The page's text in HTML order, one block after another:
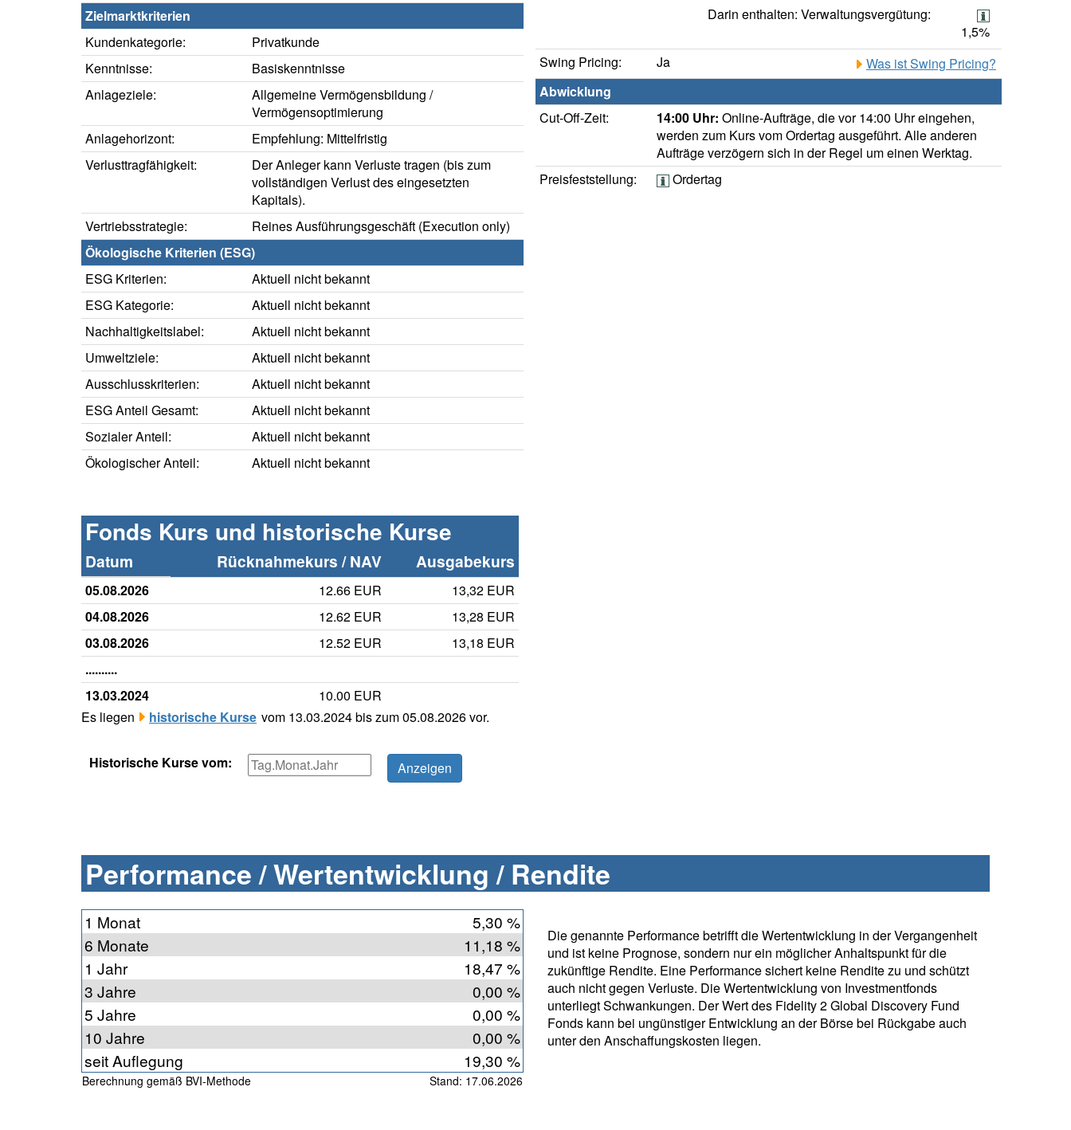
Zielmarktkriterien
Kundenkategorie:
Privatkunde
Kenntnisse:
Basiskenntnisse
Anlageziele:
Allgemeine Vermögensbildung /
Vermögensoptimierung
Anlagehorizont:
Empfehlung: Mittelfristig
Verlusttragfähigkeit:
Der Anleger kann Verluste tragen (bis zum
vollständigen Verlust des eingesetzten
Kapitals).
Vertriebsstrategie:
Reines Ausführungsgeschäft (Execution only)
Ökologische Kriterien (ESG)
ESG Kriterien:
Aktuell nicht bekannt
ESG Kategorie:
Aktuell nicht bekannt
Nachhaltigkeitslabel:
Aktuell nicht bekannt
Umweltziele:
Aktuell nicht bekannt
Ausschlusskriterien:
Aktuell nicht bekannt
ESG Anteil Gesamt:
Aktuell nicht bekannt
Sozialer Anteil:
Aktuell nicht bekannt
Ökologischer Anteil:
Aktuell nicht bekannt
Fonds Kurs und historische Kurse
Datum Rücknahmekurs / NAV Ausgabekurs
05.08.2026 12.66 EUR
13,32 EUR
04.08.2026
12.62 EUR
13,28 EUR
03.08.2026
12.52 EUR
13,18 EUR
..........
13.03.2024
10.00 EUR
Es liegen
historische Kurse vom 13.03.2024 bis zum 05.08.2026 vor.
Historische Kurse vom:
Darin enthalten: Verwaltungsvergütung:
1,5%
Swing Pricing:
Ja
Was ist Swing Pricing?
Abwicklung
Cut-Off-Zeit:
14:00 Uhr: Online-Aufträge, die vor 14:00 Uhr eingehen,
werden zum Kurs vom Ordertag ausgeführt. Alle anderen
Aufträge verzögern sich in der Regel um einen Werktag.
Preisfeststellung:
Ordertag
Performance / Wertentwicklung / Rendite
1 Monat
5,30 %
6 Monate
11,18 %
1 Jahr
18,47 %
3 Jahre
0,00 %
5 Jahre
0,00 %
10 Jahre
0,00 %
seit Auflegung
19,30 %
Berechnung gemäß BVI-Methode Stand: 17.06.2026
Die genannte Performance betrifft die Wertentwicklung in der Vergangenheit
und ist keine Prognose, sondern nur ein möglicher Anhaltspunkt für die
zukünftige Rendite. Eine Performance sichert keine Rendite zu und schützt
auch nicht gegen Verluste. Die Wertentwicklung von Investmentfonds
unterliegt Schwankungen. Der Wert des Fidelity 2 Global Discovery Fund
Fonds kann bei ungünstiger Entwicklung an der Börse bei Rückgabe auch
unter den Anschaffungskosten liegen.